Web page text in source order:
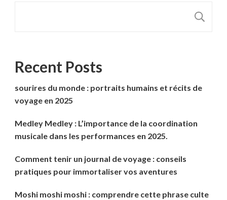
Recent Posts
sourires du monde : portraits humains et récits de
voyage en 2025
Medley Medley : L’importance de la coordination
musicale dans les performances en 2025.
Comment tenir un journal de voyage : conseils
pratiques pour immortaliser vos aventures
Moshi moshi moshi : comprendre cette phrase culte